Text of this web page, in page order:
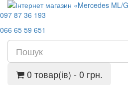
097 87 36 193
066 65 59 651
0 товар(ів) - 0 грн.